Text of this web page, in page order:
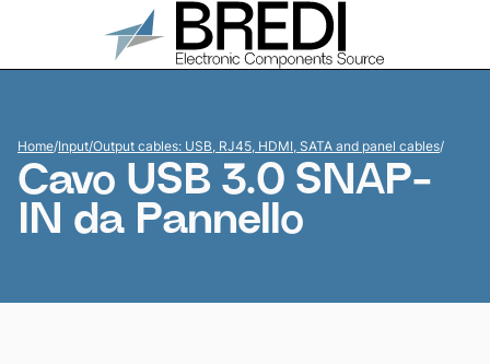
Home/Input/Output cables: USB, RJ45, HDMI, SATA and panel cables/
Cavo USB 3.0 SNAP-
IN da Pannello